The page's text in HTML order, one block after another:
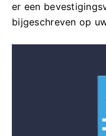
er een
bijgeschreven op